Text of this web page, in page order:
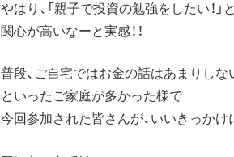
やはり、「親子で投資の勉強をしたい！
関心が高いなーと実感！！
普段、ご自宅ではお金の話はあまりしない
といったご家庭が多かった様で
今回参加された皆さんが、いいきっか